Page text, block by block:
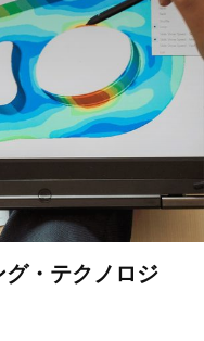
・テクノロジ